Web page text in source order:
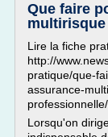
Que faire
Lire la fiche
http://
pratique/que-
assurance-
Lorsqu'on